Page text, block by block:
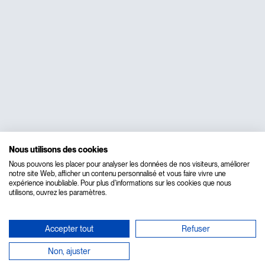
Nous utilisons des cookies
Nous pouvons les placer pour analyser les données de nos visiteurs, améliorer
notre site Web, afficher un contenu personnalisé et vous faire vivre une
expérience inoubliable. Pour plus d'informations sur les cookies que nous
utilisons, ouvrez les paramètres.
Accepter tout Refuser
Non, ajuster